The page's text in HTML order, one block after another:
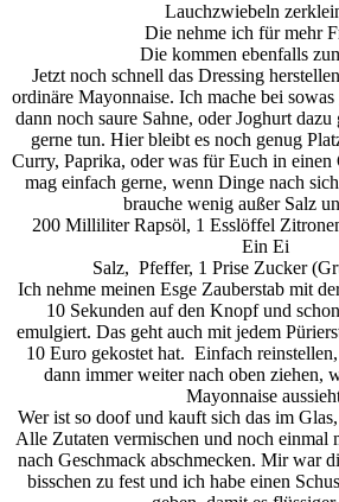
Lauchzwiebeln
Die nehme ich für mehr
Die kommen ebenfalls
Jetzt noch schnell das Dressing
ordinäre Mayonnaise. Ich mache bei
dann noch saure Sahne, oder Joghurt
gerne tun. Hier bleibt es noch genug
Curry, Paprika, oder was für Euch in einen
mag einfach gerne, wenn Dinge nach
brauche wenig außer Salz
200 Milliliter Rapsöl, 1 Esslöffel
Ein Ei
Salz, Pfeffer, 1 Prise Zucker
Ich nehme meinen Esge Zauberstab mit
10 Sekunden auf den Knopf und
emulgiert. Das geht auch mit jedem
10 Euro gekostet hat. Einfach
dann immer weiter nach oben ziehen,
Mayonnaise
Wer ist so doof und kauft sich das im
Alle Zutaten vermischen und noch einmal
nach Geschmack abschmecken. Mir war
bisschen zu fest und ich habe einen